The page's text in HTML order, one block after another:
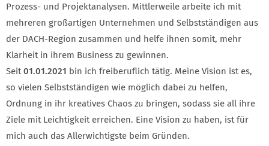
Prozess- und Projektanalysen. Mittlerweile arbeite ich mit
mehreren großartigen Unternehmen und Selbstständigen aus
der DACH-Region zusammen und helfe ihnen somit, mehr
Klarheit in ihrem Business zu gewinnen.
Seit01.01.2021 bin ich freiberuflich tätig. Meine Vision ist es,
so vielen Selbstständigen wie möglich dabei zu helfen,
Ordnung in ihr kreatives Chaos zu bringen, sodass sie all ihre
Ziele mit Leichtigkeit erreichen. Eine Vision zu haben, ist für
mich auch das Allerwichtigste beim Gründen.